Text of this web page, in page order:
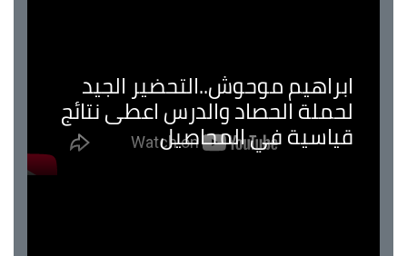
ابراهيم موحوش..التحضير الجيد
لحملة الحصاد والدرس اعطى نتائج
قياسية في المحاصيل